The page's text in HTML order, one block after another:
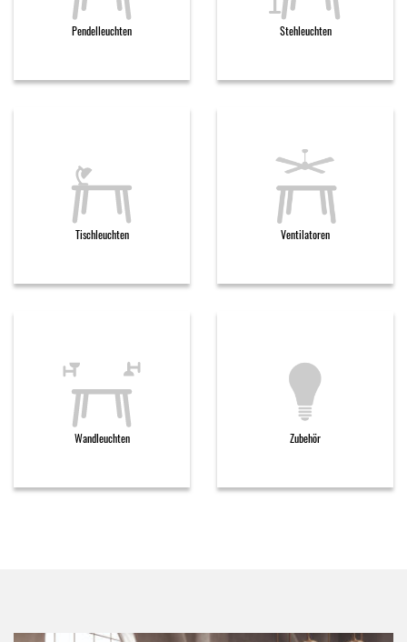
Pendelleuchten Stehleuchten
Tischleuchten Ventilatoren
Wandleuchten Zubehör